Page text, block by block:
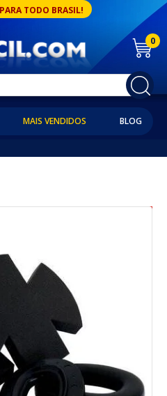
TODO BRASIL!
0
MAIS VENDIDOS BLOG